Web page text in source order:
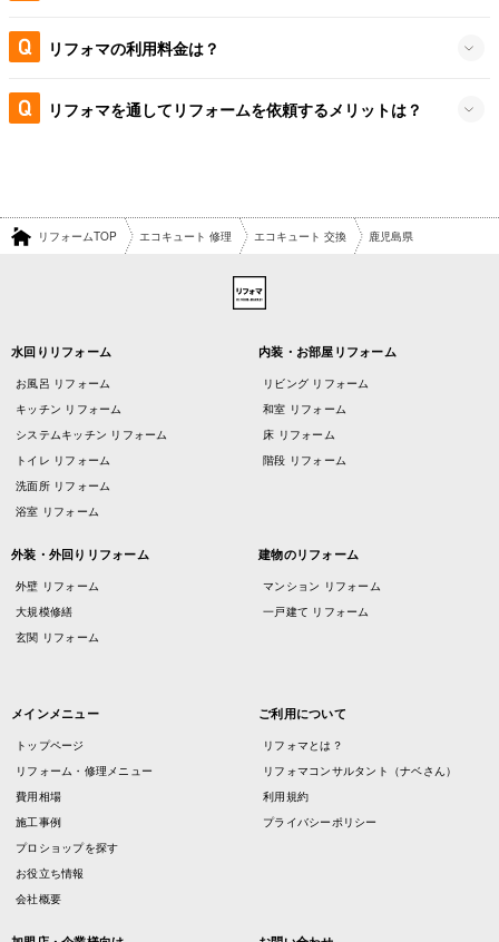
リフォマの利用料金は？
リフォマを通してリフォームを依頼するメリットは？
リフォームTOP エコキュート 修理 エコキュート 交換 鹿児島県
水回りリフォーム
お風呂 リフォーム
キッチン リフォーム
システムキッチン リフォーム
トイレ リフォーム
洗面所 リフォーム
浴室 リフォーム
内装・お部屋リフォーム
リビング リフォーム
和室 リフォーム
床 リフォーム
階段 リフォーム
外装・外回りリフォーム
外壁 リフォーム
大規模修繕
玄関 リフォーム
建物のリフォーム
マンション リフォーム
一戸建て リフォーム
メインメニュー
トップページ
リフォーム・修理メニュー
費用相場
施工事例
プロショップを探す
お役立ち情報
会社概要
ご利用について
リフォマとは？
リフォマコンサルタント（ナベさん）
利用規約
プライバシーポリシー